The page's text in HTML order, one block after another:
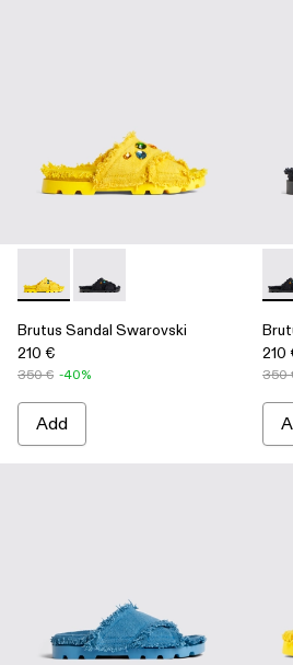
Brutus Sandal Swarovski -
Brutus Sandal Swarovski -
Brutus Sandal Swarovski
210 €
350 € -40%
Add
210
350